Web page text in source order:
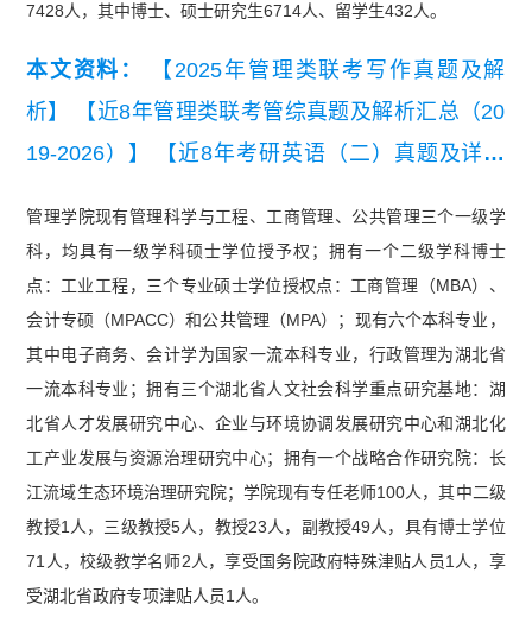
7428人，其中博士、硕士研究生6714人、留学生432人。
本文资料：
【2025年管理类联考写作真题及解
析】
【近8年管理类联考管综真题及解析汇总（20
19-2026）】
【近8年考研英语（二）真题及详细
详细流程及常见问题.pdf】
管理学院现有管理科学与工程、工商管理、公共管理三个一级学
科，均具有一级学科硕士学位授予权；拥有一个二级学科博士
点：工业工程，三个专业硕士学位授权点：工商管理（MBA）、
会计专硕（MPACC）和公共管理（MPA）；现有六个本科专业，
其中电子商务、会计学为国家一流本科专业，行政管理为湖北省
一流本科专业；拥有三个湖北省人文社会科学重点研究基地：湖
北省人才发展研究中心、企业与环境协调发展研究中心和湖北化
工产业发展与资源治理研究中心；拥有一个战略合作研究院：长
江流域生态环境治理研究院；学院现有专任老师100人，其中二级
教授1人，三级教授5人，教授23人，副教授49人，具有博士学位
71人，校级教学名师2人，享受国务院政府特殊津贴人员1人，享
受湖北省政府专项津贴人员1人。